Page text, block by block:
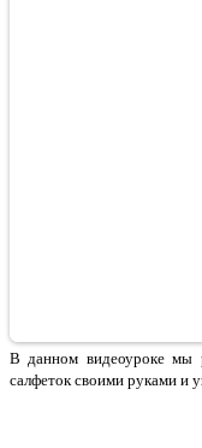
В данном видеоуроке мы
салфеток своими руками и